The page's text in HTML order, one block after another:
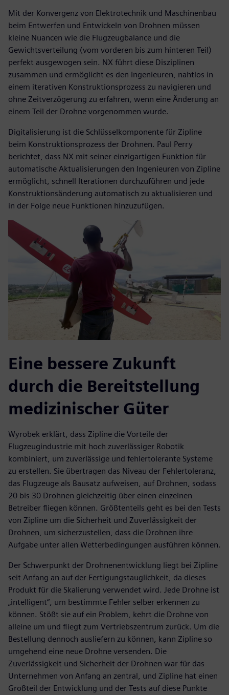
Mit der Konvergenz von Elektrotechnik und Maschinenbau
beim Entwerfen und Entwickeln von Drohnen müssen
kleine Nuancen wie die Flugzeugbalance und die
Gewichtsverteilung (vom vorderen bis zum hinteren Teil)
perfekt ausgewogen sein. NX führt diese Disziplinen
zusammen und ermöglicht es den Ingenieuren, nahtlos in
einem iterativen Konstruktionsprozess zu navigieren und
ohne Zeitverzögerung zu erfahren, wenn eine Änderung an
einem Teil der Drohne vorgenommen wurde.
Digitalisierung ist die Schlüsselkomponente für Zipline
beim Konstruktionsprozess der Drohnen. Paul Perry
berichtet, dass NX mit seiner einzigartigen Funktion für
automatische Aktualisierungen den Ingenieuren von Zipline
ermöglicht, schnell Iterationen durchzuführen und jede
Konstruktionsänderung automatisch zu aktualisieren und
in der Folge neue Funktionen hinzuzufügen.
Eine bessere Zukunft
durch die Bereitstellung
medizinischer Güter
Wyrobek erklärt, dass Zipline die Vorteile der
Flugzeugindustrie mit hoch zuverlässiger Robotik
kombiniert, um zuverlässige und fehlertolerante Systeme
zu erstellen. Sie übertragen das Niveau der Fehlertoleranz,
das Flugzeuge als Bausatz aufweisen, auf Drohnen, sodass
20 bis 30 Drohnen gleichzeitig über einen einzelnen
Betreiber fliegen können. Größtenteils geht es bei den Tests
von Zipline um die Sicherheit und Zuverlässigkeit der
Drohnen, um sicherzustellen, dass die Drohnen ihre
Aufgabe unter allen Wetterbedingungen ausführen können.
Der Schwerpunkt der Drohnenentwicklung liegt bei Zipline
seit Anfang an auf der Fertigungstauglichkeit, da dieses
Produkt für die Skalierung verwendet wird. Jede Drohne ist
„intelligent“, um bestimmte Fehler selber erkennen zu
können. Stößt sie auf ein Problem, kehrt die Drohne von
alleine um und fliegt zum Vertriebszentrum zurück. Um die
Bestellung dennoch ausliefern zu können, kann Zipline so
umgehend eine neue Drohne versenden. Die
Zuverlässigkeit und Sicherheit der Drohnen war für das
Unternehmen von Anfang an zentral, und Zipline hat einen
Großteil der Entwicklung und der Tests auf diese Punkte